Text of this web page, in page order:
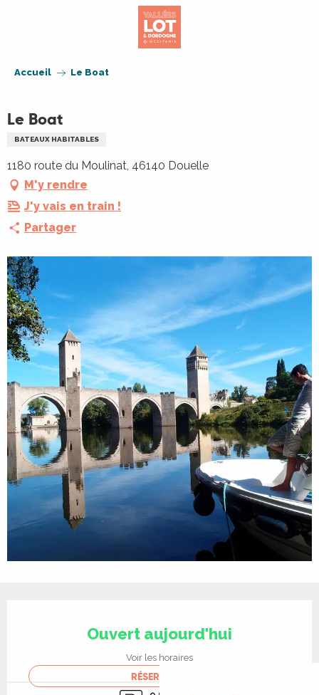
Accueil Le Boat
Le Boat
BATEAUX HABITABLES
1180 route du Moulinat, 46140 Douelle
M'y rendre
J'y vais en train !
Partager
Ouvert aujourd'hui
Voir les horaires
RÉSERVER